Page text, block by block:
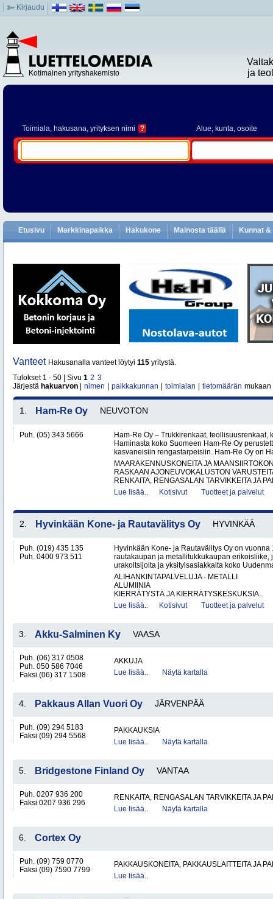
Kirjaudu
Kotimainen yrityshakemisto
ja
Toimiala, hakusana, yrityksen nimi ? Alue, kunta, osoite
Etusivu Markkinapaikka Hakukone Mainosta täällä Kunnat
Vanteet Hakusanalla vanteet löytyi 115 yritystä.
Tulokset 1 - 50 | Sivu 1 2 3
Järjestä hakuarvon nimen paikkakunnan toimialan tietomäärän mukaan
1. Ham-Re Oy NEUVOTON
Puh. (05) 343 5666
Ham-Re Oy – Trukkirenkaat, teollisuusrenkaat,
Haminasta koko Suomeen Ham-Re Oy
kasvaneisiin rengastarpeisiin. Ham-Re Oy on
MAARAKENNUSKONEITA JA
RASKAAN AJONEUVOKALUSTON
RENKAITA, RENGASALAN TARVIKKEITA JA
Lue lisää..
Kotisivut Tuotteet ja palvelut
2. Hyvinkään Kone- ja Rautavälitys Oy HYVINKÄÄ
Puh. (019) 435 135
Puh. 0400 973 511
Hyvinkään Kone- ja Rautavälitys Oy on
rautakaupan ja metallitukkukaupan erikoisliike,
urakoitsijoita ja yksityisasiakkaita koko
ALIHANKINTAPALVELUJA - METALLI
ALUMIINIA
KIERRÄTYSTÄ JA KIERRÄTYSKESKUKSIA..
Lue lisää..
Kotisivut Tuotteet ja palvelut
3. Akku-Salminen Ky VAASA
Puh. (06) 317 0508
Puh. 050 586 7046
Faksi (06) 317 1508
AKKUJA
Lue lisää..
Näytä kartalla
4. Pakkaus Allan Vuori Oy JÄRVENPÄÄ
Puh. (09) 294 5183
Faksi (09) 294 5568
PAKKAUKSIA
Lue lisää..
Näytä kartalla
5. Bridgestone Finland Oy VANTAA
Puh. 0207 936 200
Faksi 0207 936 296
RENKAITA, RENGASALAN TARVIKKEITA JA
Lue lisää..
Näytä kartalla
6. Cortex Oy
Puh. (09) 759 0770
Faksi (09) 7590 7799
PAKKAUSKONEITA, PAKKAUSLAITTEITA JA
Lue lisää..